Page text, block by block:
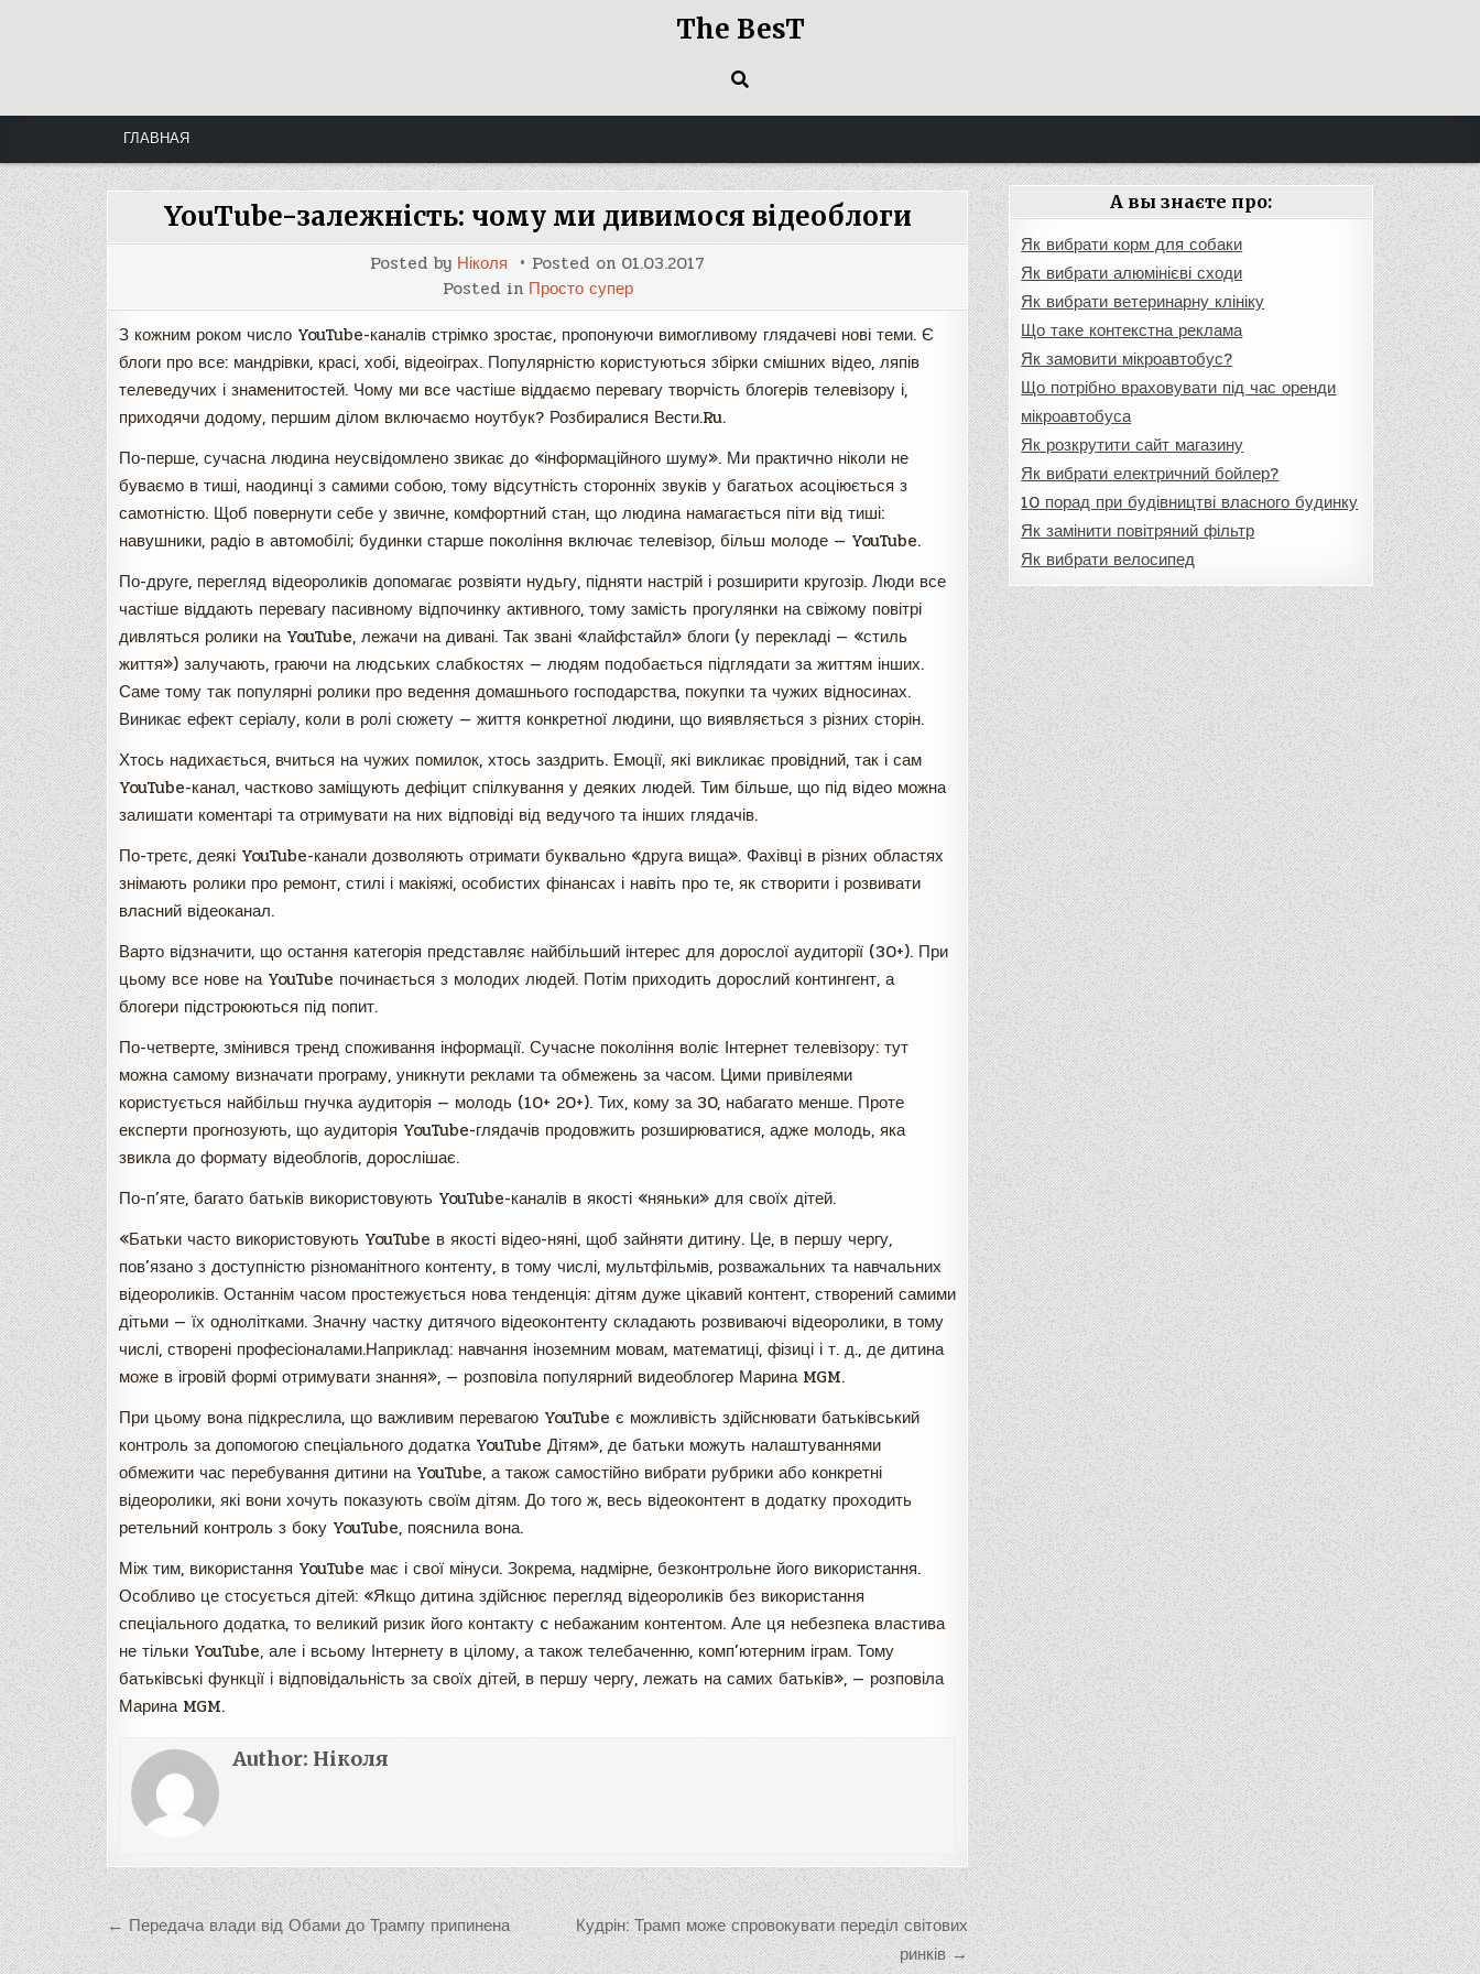
The BesT
ГЛАВНАЯ
YouTube-залежність: чому ми дивимося відеоблоги
Posted by Ніколя Posted on 01.03.2017
Posted in Просто супер
З кожним роком число YouTube-каналів стрімко зростає, пропонуючи вимогливому глядачеві нові теми. Є
блоги про все: мандрівки, красі, хобі, відеоіграх. Популярністю користуються збірки смішних відео, ляпів
телеведучих і знаменитостей. Чому ми все частіше віддаємо перевагу творчість блогерів телевізору і,
приходячи додому, першим ділом включаємо ноутбук? Розбиралися Вести.Ru.
По-перше, сучасна людина неусвідомлено звикає до «інформаційного шуму». Ми практично ніколи не
буваємо в тиші, наодинці з самими собою, тому відсутність сторонніх звуків у багатьох асоціюється з
самотністю. Щоб повернути себе у звичне, комфортний стан, що людина намагається піти від тиші:
навушники, радіо в автомобілі; будинки старше покоління включає телевізор, більш молоде — YouTube.
По-друге, перегляд відеороликів допомагає розвіяти нудьгу, підняти настрій і розширити кругозір. Люди все
частіше віддають перевагу пасивному відпочинку активного, тому замість прогулянки на свіжому повітрі
дивляться ролики на YouTube, лежачи на дивані. Так звані «лайфстайл» блоги (у перекладі — «стиль
життя») залучають, граючи на людських слабкостях — людям подобається підглядати за життям інших.
Саме тому так популярні ролики про ведення домашнього господарства, покупки та чужих відносинах.
Виникає ефект серіалу, коли в ролі сюжету — життя конкретної людини, що виявляється з різних сторін.
Хтось надихається, вчиться на чужих помилок, хтось заздрить. Емоції, які викликає провідний, так і сам
YouTube-канал, частково заміщують дефіцит спілкування у деяких людей. Тим більше, що під відео можна
залишати коментарі та отримувати на них відповіді від ведучого та інших глядачів.
По-третє, деякі YouTube-канали дозволяють отримати буквально «друга вища». Фахівці в різних областях
знімають ролики про ремонт, стилі і макіяжі, особистих фінансах і навіть про те, як створити і розвивати
власний відеоканал.
Варто відзначити, що остання категорія представляє найбільший інтерес для дорослої аудиторії (30+). При
цьому все нове на YouTube починається з молодих людей. Потім приходить дорослий контингент, а
блогери підстроюються під попит.
По-четверте, змінився тренд споживання інформації. Сучасне покоління воліє Інтернет телевізору: тут
можна самому визначати програму, уникнути реклами та обмежень за часом. Цими привілеями
користується найбільш гнучка аудиторія — молодь (10+ 20+). Тих, кому за 30, набагато менше. Проте
експерти прогнозують, що аудиторія YouTube-глядачів продовжить розширюватися, адже молодь, яка
звикла до формату відеоблогів, дорослішає.
По-п’яте, багато батьків використовують YouTube-каналів в якості «няньки» для своїх дітей.
«Батьки часто використовують YouTube в якості відео-няні, щоб зайняти дитину. Це, в першу чергу,
пов’язано з доступністю різноманітного контенту, в тому числі, мультфільмів, розважальних та навчальних
відеороликів. Останнім часом простежується нова тенденція: дітям дуже цікавий контент, створений самими
дітьми — їх однолітками. Значну частку дитячого відеоконтенту складають розвиваючі відеоролики, в тому
числі, створені професіоналами.Наприклад: навчання іноземним мовам, математиці, фізиці і т. д., де дитина
може в ігровій формі отримувати знання», — розповіла популярний видеоблогер Марина MGM.
При цьому вона підкреслила, що важливим перевагою YouTube є можливість здійснювати батьківський
контроль за допомогою спеціального додатка YouTube Дітям», де батьки можуть налаштуваннями
обмежити час перебування дитини на YouTube, а також самостійно вибрати рубрики або конкретні
відеоролики, які вони хочуть показують своїм дітям. До того ж, весь відеоконтент в додатку проходить
ретельний контроль з боку YouTube, пояснила вона.
Між тим, використання YouTube має і свої мінуси. Зокрема, надмірне, безконтрольне його використання.
Особливо це стосується дітей: «Якщо дитина здійснює перегляд відеороликів без використання
спеціального додатка, то великий ризик його контакту c небажаним контентом. Але ця небезпека властива
не тільки YouTube, але і всьому Інтернету в цілому, а також телебаченню, комп’ютерним іграм. Тому
батьківські функції і відповідальність за своїх дітей, в першу чергу, лежать на самих батьків», — розповіла
Марина MGM.
Author: Ніколя
Навигация
по
Кудрін: Трамп може спровокувати переділ світових
ринків →
← Передача влади від Обами до Трампу припинена
А вы знаєте про:
Як вибрати корм для собаки
Як вибрати алюмінієві сходи
Як вибрати ветеринарну клініку
Що таке контекстна реклама
Як замовити мікроавтобус?
Що потрібно враховувати під час оренди
мікроавтобуса
Як розкрутити сайт магазину
Як вибрати електричний бойлер?
10 порад при будівництві власного будинку
Як замінити повітряний фільтр
Як вибрати велосипед